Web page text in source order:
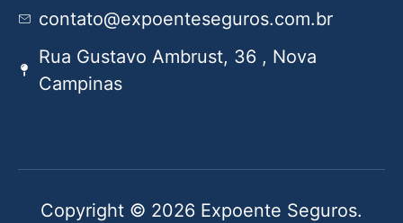
contato@expoenteseguros.com.br
Rua Gustavo Ambrust, 36 , Nova
Campinas
Copyright © 2026 Expoente Seguros.